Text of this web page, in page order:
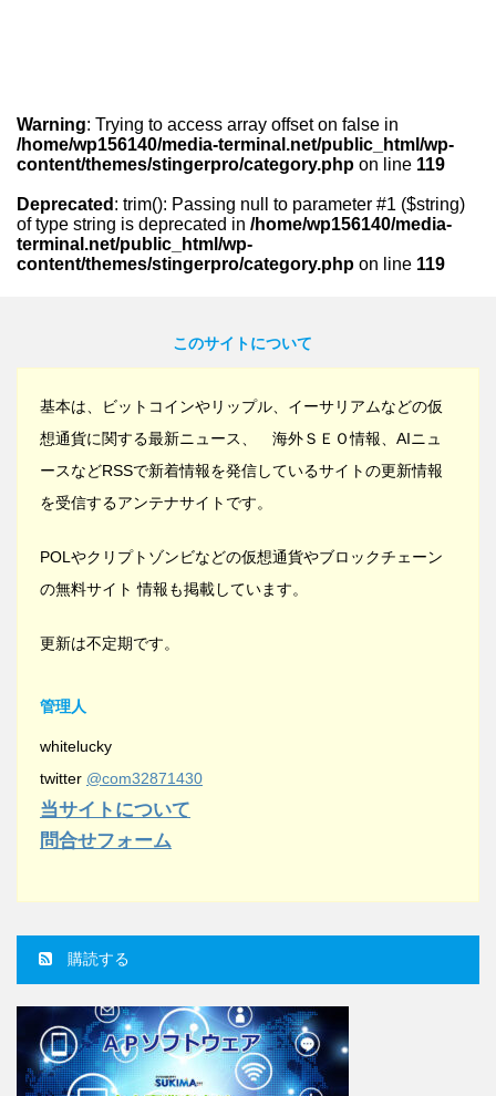
Warning: Trying to access array offset on false in
/home/wp156140/media-terminal.net/public_html/wp-
content/themes/stingerpro/category.php on line 119
Deprecated : trim(): Passing null to parameter #1 ($string)
of type string is deprecated in /home/wp156140/media-
terminal.net/public_html/wp-
content/themes/stingerpro/category.php on line 119
このサイトについて
基本は、ビットコインやリップル、イーサリアムなどの仮
想通貨に関する最新ニュース、 海外ＳＥＯ情報、AIニュ
ースなどRSSで新着情報を発信しているサイトの更新情報
を受信するアンテナサイトです。
POLやクリプトゾンビなどの仮想通貨やブロックチェーン
の無料サイト 情報も掲載しています。
更新は不定期です。
管理人
whitelucky
twitter @com32871430
当サイトについて
問合せフォーム
購読する